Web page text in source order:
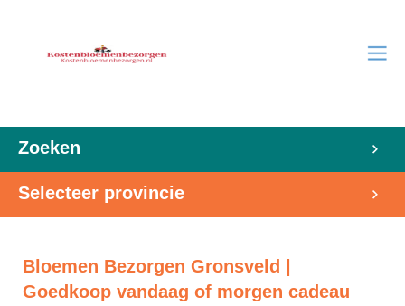
Zoeken
Selecteer provincie
Bloemen Bezorgen Gronsveld |
Goedkoop vandaag of morgen cadeau